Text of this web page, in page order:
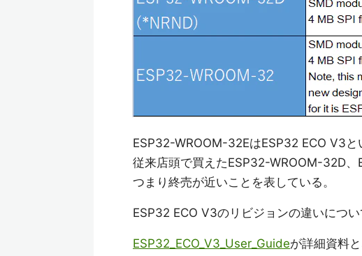
ESP32-WROOM-32EはESP32 ECO V3と
従来店頭で買えたESP32-WROOM-32D
つまり終売が近いことを表している。
ESP32 ECO V3のリビジョンの違いについ
ESP32_ECO_V3_User_Guideが詳細資料と